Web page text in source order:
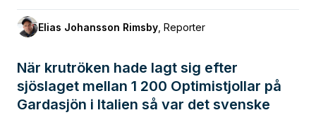
Elias Johansson Rimsby Reporter
När krutröken hade lagt sig efter
sjöslaget mellan 1 200 Optimistjollar på
Gardasjön i Italien så var det svenske